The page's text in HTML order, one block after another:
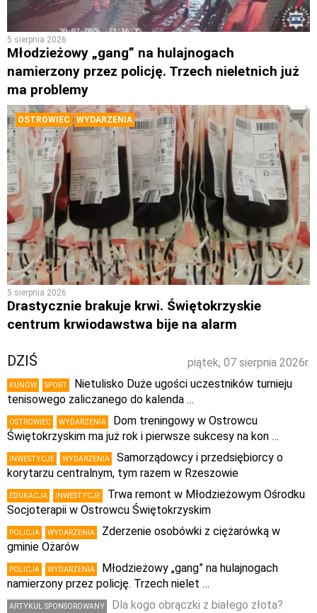
5 sierpnia 2026
Młodzieżowy „gang” na hulajnogach
namierzony przez policję. Trzech nieletnich już
ma problemy
OSTROWIEC WYDARZENIA
5 sierpnia 2026
Drastycznie brakuje krwi. Świętokrzyskie
centrum krwiodawstwa bije na alarm
piątek, 07 sierpnia 2026r.
DZIŚ
KUNÓW SPORT
Nietulisko Duże ugości uczestników turnieju
tenisowego zaliczanego do kalenda …
OSTROWIEC WYDARZENIA
Dom treningowy w Ostrowcu
Świętokrzyskim ma już rok i pierwsze sukcesy na kon …
INWESTYCJE WYDARZENIA
Samorządowcy i przedsiębiorcy o
korytarzu centralnym, tym razem w Rzeszowie
EDUKACJA INWESTYCJE
Trwa remont w Młodzieżowym Ośrodku
Socjoterapii w Ostrowcu Świętokrzyskim
POLICJA WYDARZENIA
Zderzenie osobówki z ciężarówką w
gminie Ożarów
POLICJA WYDARZENIA
Młodzieżowy „gang” na hulajnogach
namierzony przez policję. Trzech nielet …
ARTYKUŁ SPONSOROWANY
Dla kogo obrączki z białego złota?